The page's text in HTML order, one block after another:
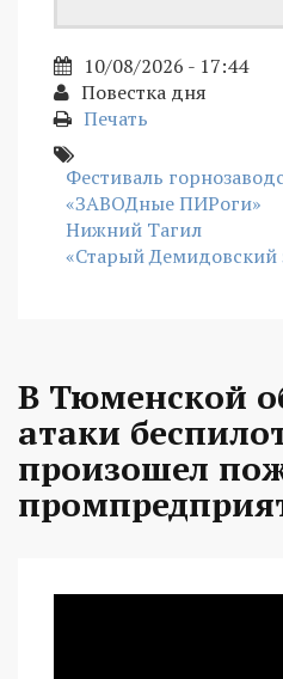
10/08/2026 - 17:44
Повестка дня
Печать
Фестиваль
«ЗАВОДные ПИРоги»
Нижний Тагил
«Старый Демидовский
В Тюменской
атаки
произошел